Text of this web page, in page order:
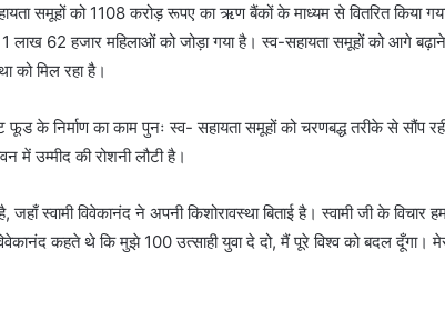
समूहों को 1108 करोड़ रूपए का ऋण बैंकों के माध्यम से वितरित किया
लाख 62 हजार महिलाओं को जोड़ा गया है। स्व-सहायता समूहों को आगे
को मिल रहा है।
फूड के निर्माण का काम पुनः स्व- सहायता समूहों को चरणबद्ध तरीके से सौंप
में उम्मीद की रोशनी लौटी है।
स्वामी विवेकानंद ने अपनी किशोरावस्था बिताई है। स्वामी जी के
कहते थे कि मुझे 100 उत्साही युवा दे दो, मैं पूरे विश्व को बदल दूँगा।